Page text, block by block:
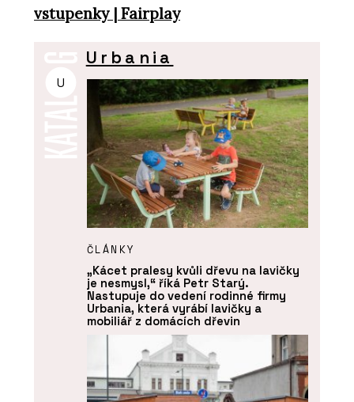
vstupenky | Fairplay
U
Urbania
ČLÁNKY
„Kácet pralesy kvůli dřevu na lavičky
je nesmysl,“ říká Petr Starý.
Nastupuje do vedení rodinné firmy
Urbania, která vyrábí lavičky a
mobiliář z domácích dřevin